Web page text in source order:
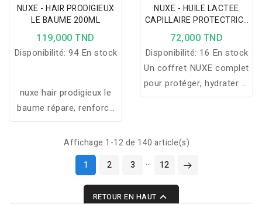
NUXE - HAIR PRODIGIEUX
LE BAUME 200ML
119,000 TND
Disponibilité: 94 En stock
nuxe hair prodigieux le
baume répare, renforce
et nourrit en profondeur
les cheveux abîmés pour
une chevelure douce,
brillante et revitalisée.
NUXE - HUILE LACTEE
CAPILLAIRE PROTECTRICE
HYDRATANTE + GELLEE DE
DOUCHE 100ML ET
TROUSSE OFFERTES
72,000 TND
Disponibilité: 16 En stock
Un coffret NUXE complet
pour protéger, hydrater et
sublimer vos cheveux
avec une trousse offerte.
Affichage 1-12 de 140 article(s)
1
2 3 … 12
RETOUR EN HAUT 